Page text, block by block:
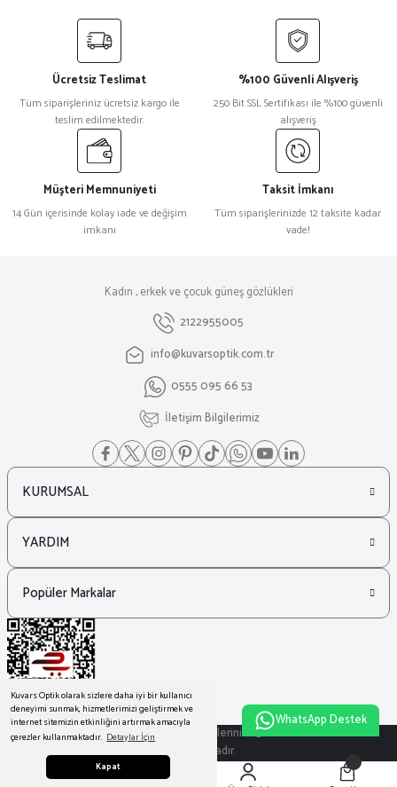
Kuvars Optik olarak sizlere daha iyi bir kullanıcı
deneyimi sunmak, hizmetlerimizi geliştirmek ve
internet sitemizin etkinliğini artırmak amacıyla
çerezler kullanmaktadır. Detaylar İçin
Kapat
Ücretsiz Teslimat
Tüm siparişleriniz ücretsiz kargo ile
teslim edilmektedir.
%100 Güvenli Alışveriş
250 Bit SSL Sertifikası ile %100 güvenli
alışveriş
Müşteri Memnuniyeti
14 Gün içerisinde kolay iade ve değişim
imkanı
Taksit İmkanı
Tüm siparişlerinizde 12 taksite kadar
vade!
Kadın , erkek ve çocuk güneş gözlükleri
2122955005
info@kuvarsoptik.com.tr
0555 095 66 53
İletişim Bilgilerimiz
KURUMSAL
YARDIM
Popüler Markalar
© Tüm Hakları Saklıdır. Kredi kartı bilgileriniz 256bit SSL sertifikası ile
korunmaktadır.
WhatsApp Destek
ile